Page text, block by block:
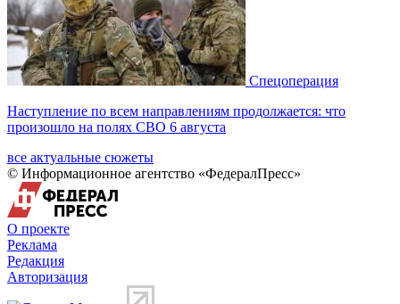
Спецоперация
Наступление по всем направлениям продолжается: что
произошло на полях СВО 6 августа
все актуальные сюжеты
© Информационное агентство «ФедералПресс»
О проекте
Реклама
Редакция
Авторизация